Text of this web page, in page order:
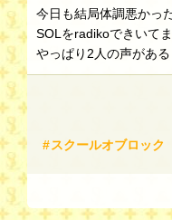
今日も結局体調悪かっ
SOLをradikoできいてま
やっぱり2人の声があ
スクールオブロック